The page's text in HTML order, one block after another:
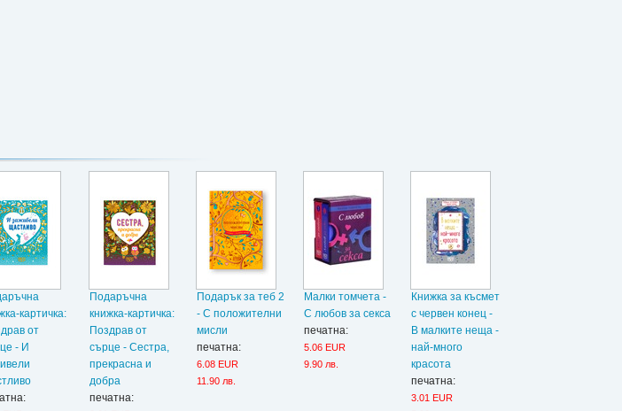
картичка:
от
- И
Подаръчна
книжка-картичка:
Поздрав от
сърце - Сестра,
прекрасна и
добра
печатна:
Подарък за теб 2
- С положителни
мисли
печатна:
6.08 EUR
11.90 лв.
Малки томчета -
С любов за секса
печатна:
5.06 EUR
9.90 лв.
Книжка за късмет
с червен конец -
В малките неща -
най-много
красота
печатна:
3.01 EUR